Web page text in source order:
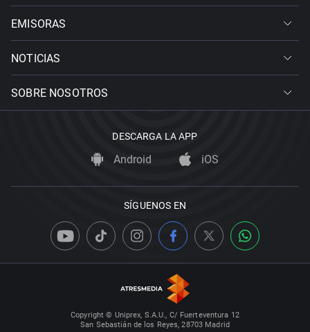
EMISORAS
NOTICIAS
SOBRE NOSOTROS
DESCARGA LA APP
Android iOS
SÍGUENOS EN
Copyright © Uniprex, S.A.U., C/ Fuerteventura 12
San Sebastián de los Reyes, 28703 Madrid